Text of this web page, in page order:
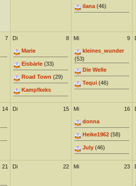
ilana(46)
7 8
Di
Marie
Eisbärle(33)
Road Town (29)
Kampfkeks
9
Mi
kleines_wunder
(53)
Die Welle
Tequi(46)
14 15
Di 16
Mi
donna
Heike1962(58)
July(46)
21 22
Di 23
Mi